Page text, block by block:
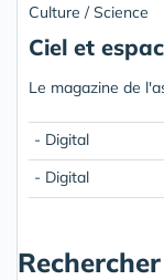
Culture / Science
Ciel et
Le magazine de
- Digital
- Digital